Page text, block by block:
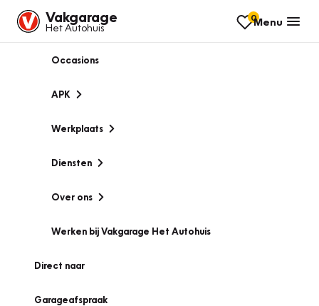
Vakgarage
Het Autohuis
0Menu
Occasions
APK
Werkplaats
Diensten
Over ons
Werken bij Vakgarage Het Autohuis
Direct naar
Garageafspraak